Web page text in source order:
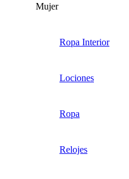
Mujer
Ropa Interior
Lociones
Ropa
Relojes